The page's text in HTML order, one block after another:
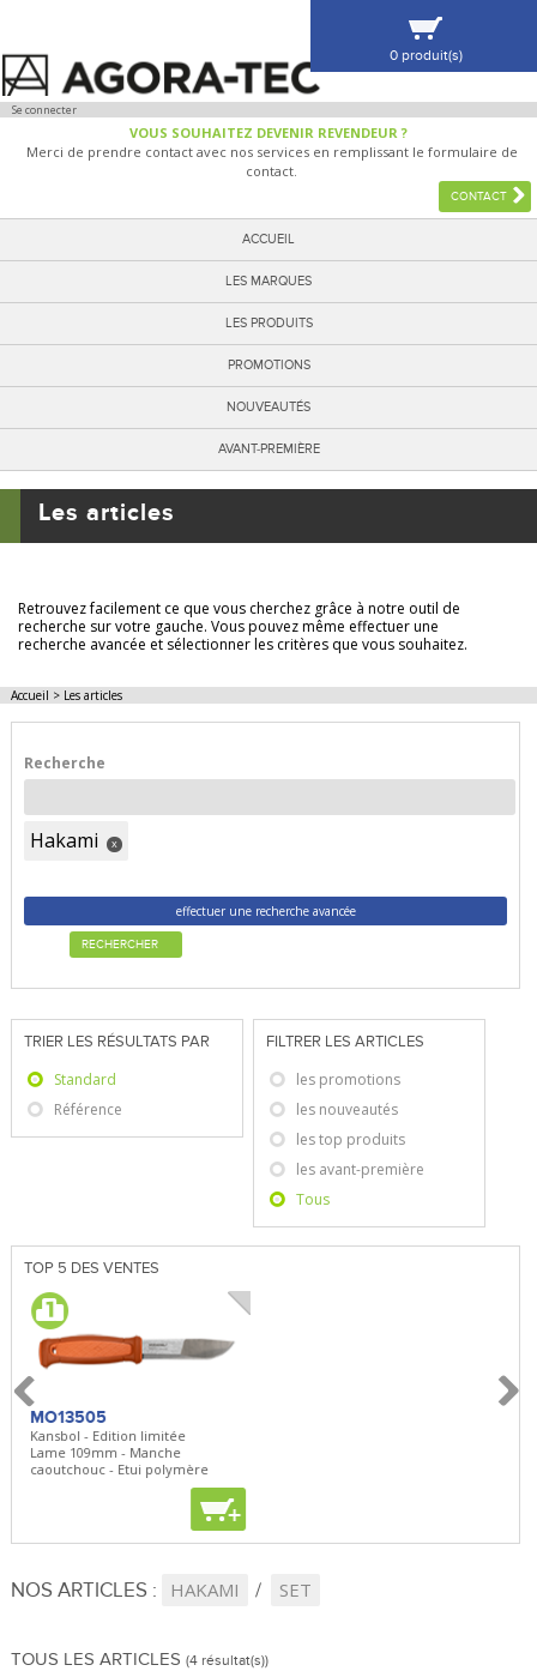
Se connecter
VOUS SOUHAITEZ DEVENIR REVENDEUR ?
Merci de prendre contact avec nos services en remplissant le formulaire de
contact.
CONTACT
ACCUEIL
LES MARQUES
LES PRODUITS
PROMOTIONS
NOUVEAUTÉS
AVANT-PREMIÈRE
0 produit(s)
VOIR MA SÉLECTION
Les articles
Retrouvez facilement ce que vous cherchez grâce à notre outil de
recherche sur votre gauche. Vous pouvez même effectuer une
recherche avancée et sélectionner les critères que vous souhaitez.
Accueil > Les articles
Recherche
Hakami x
effectuer une recherche avancée
RECHERCHER
TRIER LES RÉSULTATS PAR
Standard
Référence
FILTRER LES ARTICLES
les promotions
les nouveautés
les top produits
les avant-première
Tous
TOP 5 DES VENTES
MO13505
Kansbol - Edition limitée
Lame 109mm - Manche
caoutchouc - Etui polymère
+
NOS ARTICLES : HAKAMI SET
TOUS LES ARTICLES (4 résultat(s))